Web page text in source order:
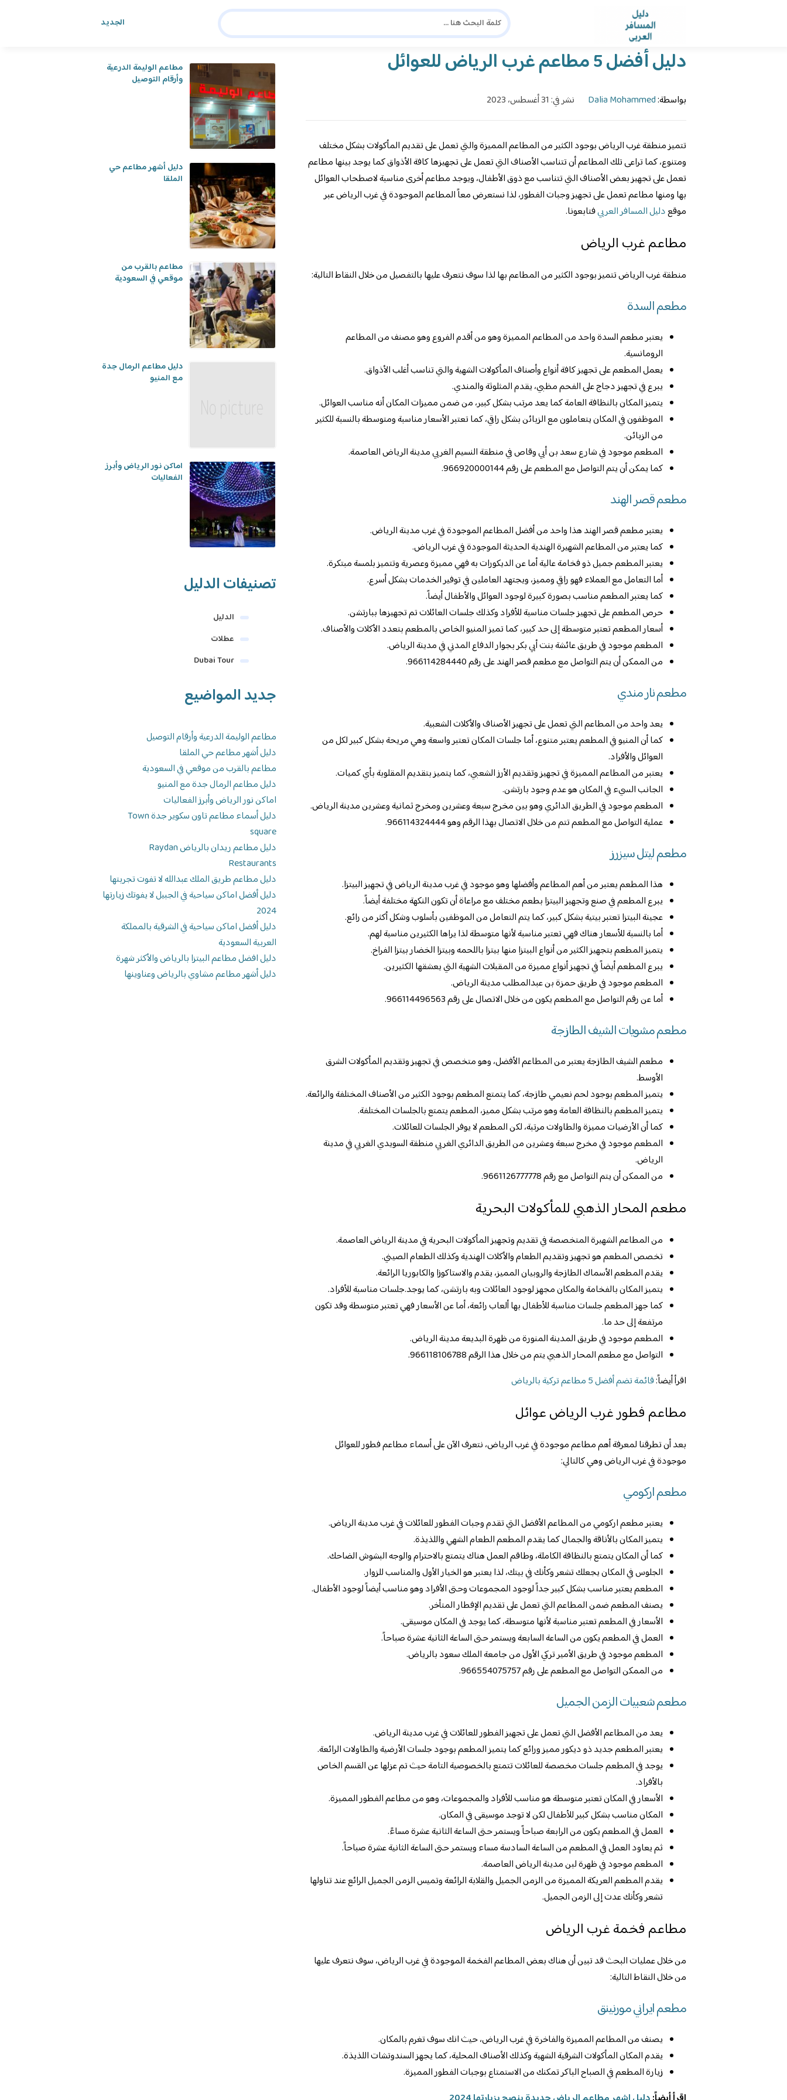
الجديد دليل المسافر العربي ›الدليل›
دليل أفضل 5 مطاعم غرب الرياض للعوائل
بواسطة:Dalia Mohammed نشر في: 31 أغسطس، 2023
تتميز منطقة غرب الرياض بوجود الكثير من المطاعم المميزة والتي تعمل على تقديم المأكولات بشكل مختلف
ومتنوع، كما تراعى تلك المطاعم أن تتناسب الأصناف التي تعمل على تجهيزها كافة الأذواق كما يوجد بينها مطاعم
تعمل على تجهيز بعض الأصناف التي تتناسب مع ذوق الأطفال، ويوجد مطاعم أخرى مناسبة لاصطحاب العوائل
بها ومنها مطاعم تعمل على تجهيز وجبات الفطور، لذا نستعرض معاً المطاعم الموجودة في غرب الرياض عبر
موقعدليل المسافر العربيفتابعونا.
مطاعم غرب الرياض
منطقة غرب الرياض تتميز بوجود الكثير من المطاعم بها لذا سوف نتعرف عليها بالتفصيل من خلال النقاط التالية:
مطعم السدة
يعتبر مطعم السدة واحد من المطاعم المميزة وهو من أقدم الفروع وهو مصنف من المطاعم
الرومانسية.
يعمل المطعم على تجهيز كافة أنواع وأصناف المأكولات الشهية والتي تناسب أغلب الأذواق.
يبرع في تجهيز دجاج على الفحم مظبي، يقدم المثلوثة والمندي.
يتميز المكان بالنظافة العامة كما يعد مرتب بشكل كبير، من ضمن مميزات المكان أنه مناسب العوائل.
الموظفون في المكان يتعاملون مع الزبائن بشكل راقي، كما تعتبر الأسعار مناسبة ومتوسطة بالنسبة للكثير
من الزبائن.
المطعم موجود في شارع سعد بن أبي وقاص في منطقة النسيم الغربي مدينة الرياض العاصمة.
كما يمكن أن يتم التواصل مع المطعم على رقم 966920000144.
مطعم قصر الهند
يعتبر مطعم قصر الهند هذا واحد من أفضل المطاعم الموجودة في غرب مدينة الرياض.
كما يعتبر من المطاعم الشهيرة الهندية الحديثة الموجودة في غرب الرياض.
يعتبر المطعم جميل ذو فخامة عالية أما عن الديكورات به فهي مميزة وعصرية وتتميز بلمسة مبتكرة.
أما التعامل مع العملاء فهو راقي ومميز، ويجتهد العاملين في توفير الخدمات بشكل أسرع.
كما يعتبر المطعم مناسب بصورة كبيرة لوجود العوائل والأطفال أيضاً.
حرص المطعم على تجهيز جلسات مناسبة للأفراد وكذلك جلسات العائلات تم تجهيزها ببارتشن.
أسعار المطعم تعتبر متوسطة إلى حد كبير، كما تميز المنيو الخاص بالمطعم بتعدد الأكلات والأصناف.
المطعم موجود في طريق عائشة بنت أبي بكر بجوار الدفاع المدني في مدينة الرياض.
من الممكن أن يتم التواصل مع مطعم قصر الهند على رقم 966114284440.
مطعم نار مندي
يعد واحد من المطاعم التي تعمل على تجهيز الأصناف والأكلات الشعبية.
كما أن المنيو في المطعم يعتبر متنوع، أما جلسات المكان تعتبر واسعة وهي مريحة بشكل كبير لكل من
العوائل والأفراد.
يعتبر من المطاعم المميزة في تجهيز وتقديم الأرز الشعبي، كما يتميز بتقديم المقلوبة بأي كميات.
الجانب السيء في المكان هو عدم وجود بارتشن.
المطعم موجود في الطريق الدائري وهو بين مخرج سبعة وعشرين ومخرج ثمانية وعشرين مدينة الرياض.
عملية التواصل مع المطعم تتم من خلال الاتصال بهذا الرقم وهو 966114324444.
مطعم ليتل سيزرز
هذا المطعم يعتبر من أهم المطاعم وأفضلها وهو موجود في غرب مدينة الرياض في تجهيز البيتزا.
يبرع المطعم في صنع وتجهيز البيتزا بطعم مختلف مع مراعاة أن تكون النكهة مختلفة أيضاً.
عجينة البيتزا تعتبر بيتية بشكل كبير، كما يتم التعامل من الموظفين بأسلوب وشكل أكثر من رائع.
أما بالنسبة للأسعار هناك فهي تعتبر مناسبة لأنها متوسطة لذا يراها الكثيرين مناسبة لهم.
يتميز المطعم بتجهيز الكثير من أنواع البيتزا منها بيتزا باللحمه وبيتزا الخضار بيتزا الفراخ.
يبرع المطعم أيضاً في تجهيز أنواع مميزة من المقبلات الشهية التي يعشقها الكثيرين.
المطعم موجود في طريق حمزة بن عبدالمطلب مدينة الرياض.
أما عن رقم التواصل مع المطعم يكون من خلال الاتصال على رقم 966114496563.
مطعم مشويات الشيف الطازجة
مطعم الشيف الطازجة يعتبر من المطاعم الأفضل، وهو متخصص في تجهيز وتقديم المأكولات الشرق
الأوسط.
يتميز المطعم بوجود لحم نعيمي طازجة، كما يتمتع المطعم بوجود الكثير من الأصناف المختلفة والرائعة.
يتميز المطعم بالنظافة العامة وهو مرتب بشكل مميز، المطعم يتمتع بالجلسات المختلفة.
كما أن الأرضيات مميزة والطاولات مرتبة، لكن المطعم لا يوفر الجلسات للعائلات.
المطعم موجود في مخرج سبعة وعشرين من الطريق الدائري الغربي منطقة السويدي الغربي في مدينة
الرياض.
من الممكن أن يتم التواصل مع رقم 9661126777778.
مطعم المحار الذهبي للمأكولات البحرية
من المطاعم الشهيرة المتخصصة في تقديم وتجهيز المأكولات البحرية في مدينة الرياض العاصمة.
تخصص المطعم هو تجهيز وتقديم الطعام والأكلات الهندية وكذلك الطعام الصيني.
يقدم المطعم الأسماك الطازجة والروبيان المميز، يقدم والاستاكوزا والكابوريا الرائعة.
يتميز المكان بالفخامة والمكان مجهز لوجود العائلات وبه بارتشن، كما يوجد.جلسات مناسبة للأفراد.
كما جهز المطعم جلسات مناسبة للأطفال بها ألعاب رائعة، أما عن الأسعار فهي تعتبر متوسطة وقد تكون
مرتفعة إلى حد ما.
المطعم موجود في طريق المدينة المنورة من ظهرة البديعة مدينة الرياض.
التواصل مع مطعم المحار الذهبي يتم من خلال هذا الرقم 966118106788.
اقرأ أيضاً:قائمة تضم أفضل 5 مطاعم تركية بالرياض
مطاعم فطور غرب الرياض عوائل
بعد أن تطرقنا لمعرفة أهم مطاعم موجودة في غرب الرياض، نتعرف الآن على أسماء مطاعم فطور للعوائل
موجودة في غرب الرياض وهي كالتالي:
مطعم اركومي
يعتبر مطعم اركومي من المطاعم الأفضل التي تقدم وجبات الفطور للعائلات في غرب مدينة الرياض.
يتميز المكان بالأناقة والجمال كما يقدم المطعم الطعام الشهي واللذيذة.
كما أن المكان يتمتع بالنظافة الكاملة، وطاقم العمل هناك يتمتع بالاحترام والوجه البشوش الضاحك.
الجلوس في المكان يجعلك تشعر وكأنك في بيتك، لذا يعتبر هو الخيار الأول والمناسب للزوار.
المطعم يعتبر مناسب بشكل كبير جداً لوجود المجموعات وحتى الأفراد وهو مناسب أيضاً لوجود الأطفال.
يصنف المطعم ضمن المطاعم التي تعمل على تقديم الإفطار المتأخر.
الأسعار في المطعم تعتبر مناسبة لأنها متوسطة، كما يوجد في المكان موسيقى.
العمل في المطعم يكون من الساعة السابعة ويستمر حتى الساعة الثانية عشرة صباحاً.
المطعم موجود في طريق الأمير تركي الأول من جامعة الملك سعود بالرياض.
من الممكن التواصل مع المطعم على رقم 966554075757.
مطعم شعبيات الزمن الجميل
يعد من المطاعم الأفضل التي تعمل على تجهيز الفطور للعائلات في غرب مدينة الرياض.
يعتبر المطعم جديد ذو ديكور مميز ورائع كما يتميز المطعم بوجود جلسات الأرضية والطاولات الرائعة.
يوجد في المطعم جلسات مخصصة للعائلات تتمتع بالخصوصية التامة حيث تم عزلها عن القسم الخاص
بالأفراد.
الأسعار في المكان تعتبر متوسطة هو مناسب للأفراد والمجموعات، وهو من مطاعم الفطور المميزة.
المكان مناسب بشكل كبير للأطفال لكن لا توجد موسيقى في المكان.
العمل في المطعم يكون من الرابعة صباحاً ويستمر حتى الساعة الثانية عشرة مساءً.
ثم يعاود العمل في المطعم من الساعة السادسة مساء ويستمر حتى الساعة الثانية عشرة صباحاً.
المطعم موجود في ظهرة لبن مدينة الرياض العاصمة.
يقدم المطعم العريكة المميزة من الزمن الجميل والقلابة الرائعة وتميس الزمن الجميل الرائع عند تناولها
تشعر وكأنك عدت إلى الزمن الجميل.
مطاعم فخمة غرب الرياض
من خلال عمليات البحث قد تبين أن هناك بعض المطاعم الفخمة الموجودة في غرب الرياض، سوف نتعرف عليها
من خلال النقاط التالية:
مطعم ايراني مورنينق
يصنف من المطاعم المميزة والفاخرة في غرب الرياض، حيث انك سوف تغرم بالمكان.
يقدم المكان المأكولات الشرقية الشهية وكذلك الأصناف المحلية، كما يجهز السندوتشات اللذيذة.
زيارة المطعم في الصباح الباكر تمكنك من الاستمتاع بوجبات الفطور المميزة.
شاهد أيضا
مطاعم الوليمة الدرعية
وأرقام التوصيل
دليل أشهر مطاعم حي
الملقا
مطاعم بالقرب من
موقعي في السعودية
دليل مطاعم الرمال جدة
مع المنيو
اماكن نور الرياض وأبرز
الفعاليات
تصنيفات الدليل
الدليل
عطلات
Dubai Tour
جديد المواضيع
مطاعم الوليمة الدرعية وأرقام التوصيل
دليل أشهر مطاعم حي الملقا
مطاعم بالقرب من موقعي في السعودية
دليل مطاعم الرمال جدة مع المنيو
اماكن نور الرياض وأبرز الفعاليات
دليل أسماء مطاعم تاون سكوير جدة Town
square
دليل مطاعم ريدان بالرياض Raydan
Restaurants
دليل مطاعم طريق الملك عبدالله لا تفوت تجربتها
دليل أفضل اماكن سياحية في الجبيل لا يفوتك زيارتها
2024
دليل أفضل اماكن سياحية في الشرقية بالمملكة
العربية السعودية
دليل افضل مطاعم البيتزا بالرياض والأكثر شهرة
دليل أشهر مطاعم مشاوي بالرياض وعناوينها